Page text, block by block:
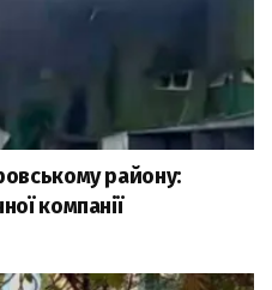
району:
компанії